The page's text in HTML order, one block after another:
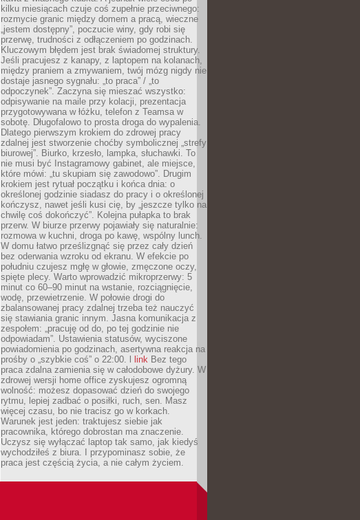
kilku miesiącach czuje coś zupełnie przeciwnego:
rozmycie granic między domem a pracą, wieczne
„jestem dostępny”, poczucie winy, gdy robi się
przerwę, trudności z odłączeniem po godzinach.
Kluczowym błędem jest brak świadomej struktury.
Jeśli pracujesz z kanapy, z laptopem na kolanach,
między praniem a zmywaniem, twój mózg nigdy nie
dostaje jasnego sygnału: „to praca” / „to
odpoczynek”. Zaczyna się mieszać wszystko:
odpisywanie na maile przy kolacji, prezentacja
przygotowywana w łóżku, telefon z Teamsa w
sobotę. Długofalowo to prosta droga do wypalenia.
Dlatego pierwszym krokiem do zdrowej pracy
zdalnej jest stworzenie choćby symbolicznej „strefy
biurowej”. Biurko, krzesło, lampka, słuchawki. To
nie musi być Instagramowy gabinet, ale miejsce,
które mówi: „tu skupiam się zawodowo”. Drugim
krokiem jest rytuał początku i końca dnia: o
określonej godzinie siadasz do pracy i o określonej
kończysz, nawet jeśli kusi cię, by „jeszcze tylko na
chwilę coś dokończyć”. Kolejna pułapka to brak
przerw. W biurze przerwy pojawiały się naturalnie:
rozmowa w kuchni, droga po kawę, wspólny lunch.
W domu łatwo prześlizgnąć się przez cały dzień
bez oderwania wzroku od ekranu. W efekcie po
południu czujesz mgłę w głowie, zmęczone oczy,
spięte plecy. Warto wprowadzić mikroprzerwy: 5
minut co 60–90 minut na wstanie, rozciągnięcie,
wodę, przewietrzenie. W połowie drogi do
zbalansowanej pracy zdalnej trzeba też nauczyć
się stawiania granic innym. Jasna komunikacja z
zespołem: „pracuję od do, po tej godzinie nie
odpowiadam”. Ustawienia statusów, wyciszone
powiadomienia po godzinach, asertywna reakcja na
prośby o „szybkie coś” o 22:00. l
link Bez tego
praca zdalna zamienia się w całodobowe dyżury. W
zdrowej wersji home office zyskujesz ogromną
wolność: możesz dopasować dzień do swojego
rytmu, lepiej zadbać o posiłki, ruch, sen. Masz
więcej czasu, bo nie tracisz go w korkach.
Warunek jest jeden: traktujesz siebie jak
pracownika, którego dobrostan ma znaczenie.
Uczysz się wyłączać laptop tak samo, jak kiedyś
wychodziłeś z biura. I przypominasz sobie, że
praca jest częścią życia, a nie całym życiem.